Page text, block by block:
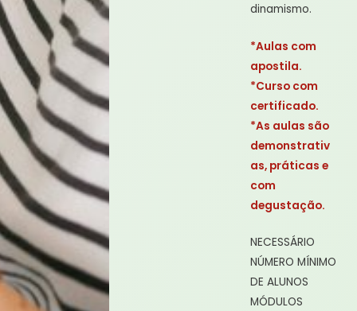
dinamismo.
*Aulas com
apostila.
*Curso com
certificado.
*As aulas são
demonstrativ
as, práticas e
com
degustação.
NECESSÁRIO
NÚMERO MÍNIMO
DE ALUNOS
MÓDULOS